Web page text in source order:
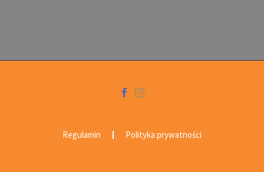
Regulamin Polityka prywatności